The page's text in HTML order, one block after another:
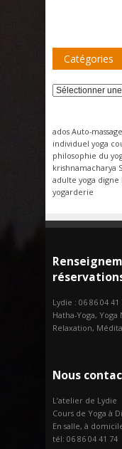
Catégories
Catégories
ados Auto-massage
individuel yoga
philosophie du
krishnamacharya
adulte yoga digne
yogarderie
Lydie : 06 86 04 41
Hatha-Yoga, Yoga
Relaxation,
Nous
L’atelier de Lydie
Cours de Yoga à
En salle, à
tél: 06 86 04 41 74